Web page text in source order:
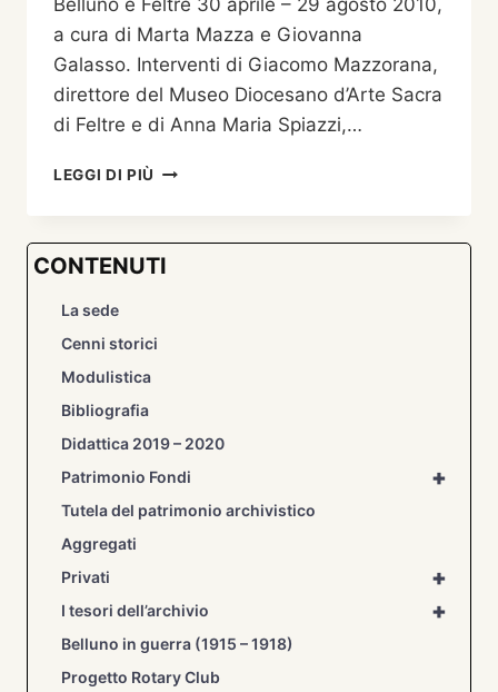
a cura di Marta Mazza e Giovanna
Galasso. Interventi di Giacomo Mazzorana,
direttore del Museo Diocesano d’Arte Sacra
di Feltre e di Anna Maria Spiazzi,…
LEGGI DI PIÙ “SEBASTIANO
LE
SUE
29
AGOSTO
CONTENUTI
La sede
Cenni storici
Modulistica
Bibliografia
Didattica 2019 – 2020
+
Patrimonio Fondi
Tutela del patrimonio archivistico
Aggregati
+
Privati
+
I tesori dell’archivio
Belluno in guerra (1915 – 1918)
Progetto Rotary Club